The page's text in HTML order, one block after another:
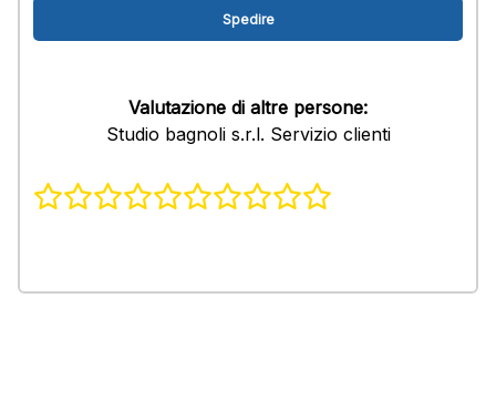
Valutazione di altre persone:
Studio bagnoli s.r.l. Servizio clienti